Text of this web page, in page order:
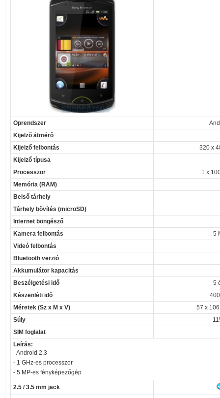
Oprendszer
Kijelző átmérő
Kijelző felbontás
320 x
Kijelző típusa
Processzor
1 x
Memória (RAM)
Belső tárhely
Tárhely bővítés (microSD)
Internet böngésző
Kamera felbontás
5
Videó felbontás
Bluetooth verzió
Akkumulátor kapacitás
Beszélgetési idő
5
Készenléti idő
Méretek (Sz x M x V)
57 x
Súly
SIM foglalat
Leírás:
- Android 2.3
- 1 GHz-es processzor
- 5 MP-es fényképezőgép
2.5 / 3.5 mm jack